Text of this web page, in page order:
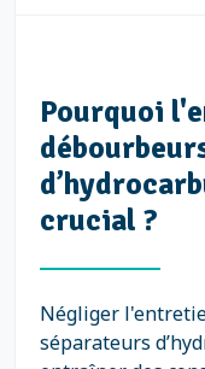
Pourquoi
crucial ?
Négliger
séparateurs